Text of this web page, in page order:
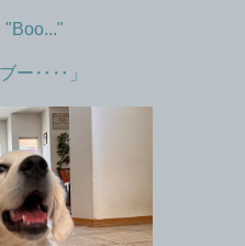
"Boo..."
ー‥‥」